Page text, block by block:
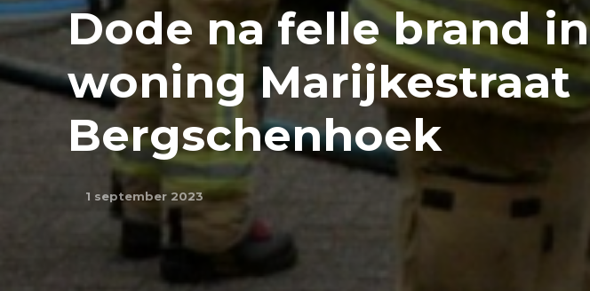
Dode na felle brand in
woning Marijkestraat
Bergschenhoek
1 september 2023